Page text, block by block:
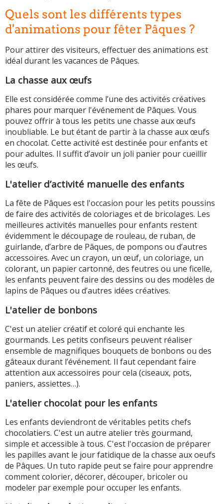
Quels sont les différents types
d'animations pour fêter Pâques ?
Pour attirer des visiteurs, effectuer des animations est
idéal durant les vacances de Pâques.
La chasse aux œufs
Elle est considérée comme l’une des activités créatives
phares pour marquer l'événement de Pâques. Vous
pouvez offrir à tous les petits une chasse aux œufs
inoubliable. Le but étant de partir à la chasse aux œufs
en chocolat. Cette activité est destinée pour enfants et
pour adultes. Il suffit d’avoir un joli panier pour cueillir
les œufs.
L'atelier d’activité manuelle des enfants
La fête de Pâques est l'occasion pour les petits poussins
de faire des activités de coloriages et de bricolages. Les
meilleures activités manuelles pour enfants restent
évidemment le découpage de rouleau, de ruban, de
guirlande, d’arbre de Pâques, de pompons ou d’autres
accessoires. Avec un crayon, un œuf, un coloriage, un
colorant, un papier cartonné, des feutres ou une ficelle,
les enfants peuvent faire des dessins ou des modèles de
lapins de Pâques ou d’autres idées créatives.
L'atelier de bonbons
C'est un atelier créatif et coloré qui enchante les
gourmands. Les petits confiseurs peuvent réaliser
ensemble de magnifiques bouquets de bonbons ou des
gâteaux durant l’événement. Il faut cependant faire
attention aux accessoires pour cela (ciseaux, pots,
paniers, assiettes…).
L'atelier chocolat pour les enfants
Les enfants deviendront de véritables petits chefs
chocolatiers. C'est un autre atelier très gourmand,
simple et accessible à tous. C'est l'occasion de préparer
les papilles avant le jour fatidique de la chasse aux oeufs
de Pâques. Un tuto rapide peut se faire pour apprendre
comment colorier, décorer, découper, bricoler ou
modeler par exemple pour occuper les enfants.